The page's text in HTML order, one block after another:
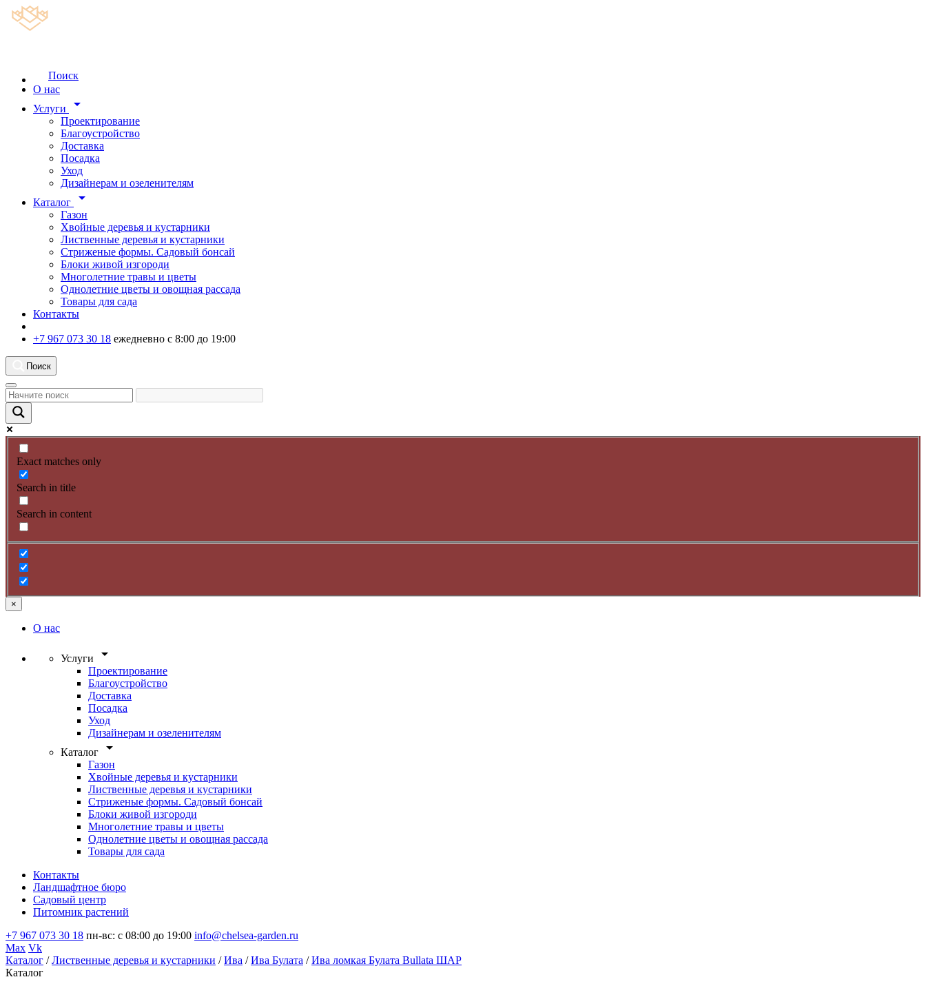
Поиск
О нас
Услуги
arrow_drop_down
Проектирование
Благоустройство
Доставка
Посадка
Уход
Дизайнерам и озеленителям
Каталог
arrow_drop_down
Газон
Хвойные деревья и кустарники
Лиственные деревья и кустарники
Стриженые формы. Садовый бонсай
Блоки живой изгороди
Многолетние травы и цветы
Однолетние цветы и овощная рассада
Товары для сада
Контакты
+7 967 073 30 18 ежедневно с 8:00 до 19:00
Поиск
Exact matches only
Search in title
Search in content
×
О нас
Услуги arrow_drop_down
Проектирование
Благоустройство
Доставка
Посадка
Уход
Дизайнерам и озеленителям
Каталог
arrow_drop_down
Газон
Хвойные деревья и кустарники
Лиственные деревья и кустарники
Стриженые формы. Садовый бонсай
Блоки живой изгороди
Многолетние травы и цветы
Однолетние цветы и овощная рассада
Товары для сада
Контакты
Ландшафтное бюро
Садовый центр
Питомник растений
+7 967 073 30 18 пн-вс: с 08:00 до 19:00 info@chelsea-garden.ru
Max Vk
Каталог /Лиственные деревья и кустарники /Ива /Ива Булата /Ива ломкая Булата Bullata ШАР
Каталог